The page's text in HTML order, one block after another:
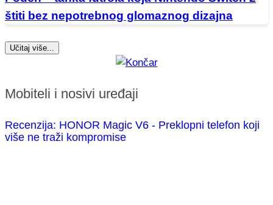
štiti bez nepotrebnog glomaznog dizajna
Učitaj više...
Mobiteli i nosivi uređaji
Recenzija: HONOR Magic V6 - Preklopni telefon koji
više ne traži kompromise